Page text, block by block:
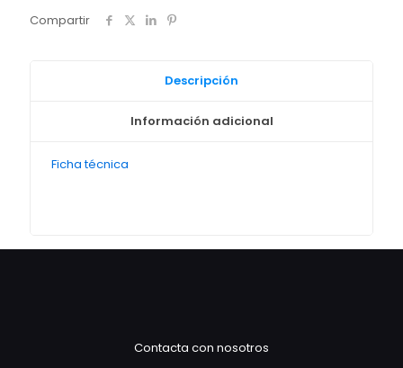
Compartir
Descripción
Información adicional
Ficha técnica
Contacta con nosotros